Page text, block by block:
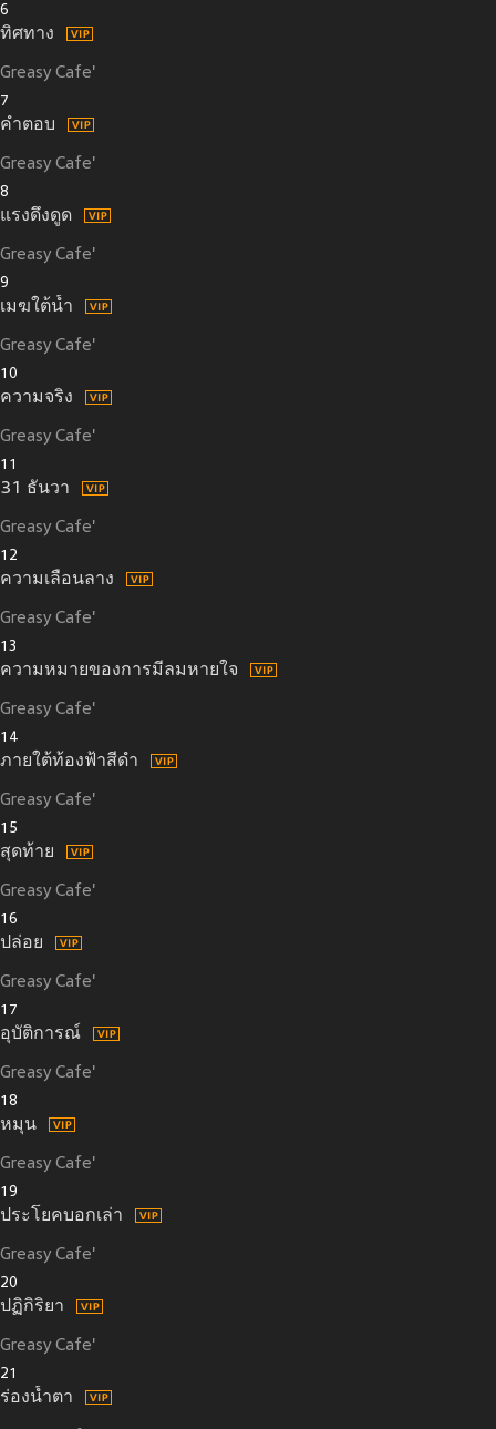
6
ทิศทาง
Greasy Cafe'
7
คำตอบ
Greasy Cafe'
8
แรงดึงดูด
Greasy Cafe'
9
เมฆใต้น้ำ
Greasy Cafe'
10
ความจริง
Greasy Cafe'
11
31 ธันวา
Greasy Cafe'
12
ความเลือนลาง
Greasy Cafe'
13
ความหมายของการมีลมหายใจ
Greasy Cafe'
14
ภายใต้ท้องฟ้าสีดำ
Greasy Cafe'
15
สุดท้าย
Greasy Cafe'
16
ปล่อย
Greasy Cafe'
17
อุบัติการณ์
Greasy Cafe'
18
หมุน
Greasy Cafe'
19
ประโยคบอกเล่า
Greasy Cafe'
20
ปฏิกิริยา
Greasy Cafe'
21
ร่องน้ำตา